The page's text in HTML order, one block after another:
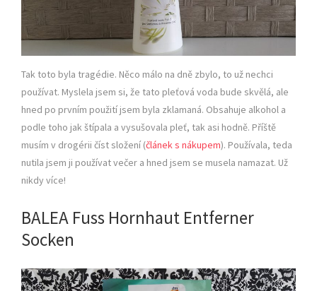
Tak toto byla tragédie. Něco málo na dně zbylo, to už nechci
používat. Myslela jsem si, že tato pleťová voda bude skvělá, ale
hned po prvním použití jsem byla zklamaná. Obsahuje alkohol a
podle toho jak štípala a vysušovala pleť, tak asi hodně. Příště
musím v drogérii číst složení (článek s nákupem). Používala, teda
nutila jsem ji používat večer a hned jsem se musela namazat. Už
nikdy více!
BALEA Fuss Hornhaut Entferner
Socken